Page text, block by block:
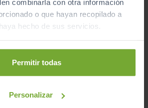
combinarla con otra información
o que hayan recopilado a
hecho de sus servicios.
Permitir todas
Personalizar
de profesionales.
Compra tu coche con